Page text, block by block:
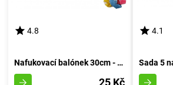
4.8
Nafukovací balónek 30cm - sada 5 kusů, s pořadovým číslem 4
25 Kč
4.1